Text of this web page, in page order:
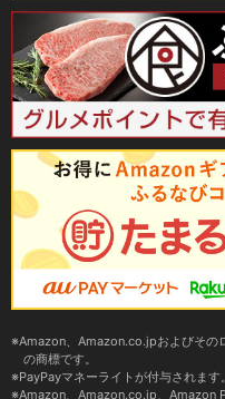
Amazon、Amazon.co.jpおよびその
の商標です。
PayPayマネーライトが付与されます
Amazon、Amazon.co.jp、Amazon